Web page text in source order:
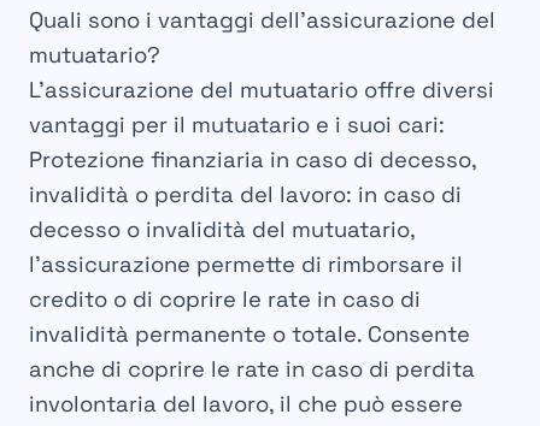
Quali sono i vantaggi dell’assicurazione del
mutuatario?
L’assicurazione del mutuatario offre diversi
vantaggi per il mutuatario e i suoi cari:
Protezione finanziaria in caso di decesso,
invalidità o perdita del lavoro: in caso di
decesso o invalidità del mutuatario,
l’assicurazione permette di rimborsare il
credito o di coprire le rate in caso di
invalidità permanente o totale. Consente
anche di coprire le rate in caso di perdita
involontaria del lavoro, il che può essere